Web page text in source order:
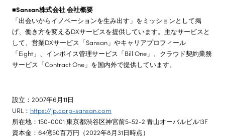
■Sansan株式会社 会社概要
「出会いからイノベーションを生み出す」をミッションとして掲
げ、働き方を変えるDXサービスを提供しています。主なサービスと
して、営業DXサービス「Sansan」やキャリアプロフィール
「Eight」、インボイス管理サービス「Bill One」、クラウド契約業務
サービス「Contract One」を国内外で提供しています。
設立：2007年6月11日
URL： https://jp.corp-sansan.com
所在地：150-0001 東京都渋谷区神宮前5-52-2 青山オーバルビル13F
資本金：64億50百万円（2022年8月31日時点）